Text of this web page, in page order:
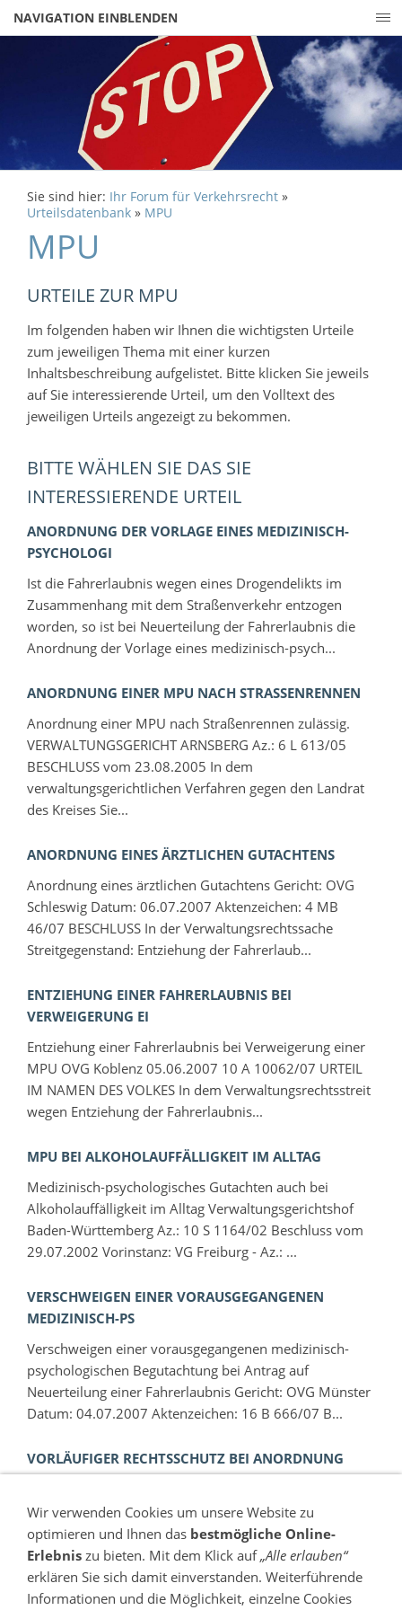
NAVIGATION EINBLENDEN
Sie sind hier: Ihr Forum für Verkehrsrecht »
Urteilsdatenbank » MPU
MPU
URTEILE ZUR MPU
Im folgenden haben wir Ihnen die wichtigsten Urteile
zum jeweiligen Thema mit einer kurzen
Inhaltsbeschreibung aufgelistet. Bitte klicken Sie jeweils
auf Sie interessierende Urteil, um den Volltext des
jeweiligen Urteils angezeigt zu bekommen.
BITTE WÄHLEN SIE DAS SIE
INTERESSIERENDE URTEIL
ANORDNUNG DER VORLAGE EINES MEDIZINISCH-
PSYCHOLOGI
Ist die Fahrerlaubnis wegen eines Drogendelikts im
Zusammenhang mit dem Straßenverkehr entzogen
worden, so ist bei Neuerteilung der Fahrerlaubnis die
Anordnung der Vorlage eines medizinisch-psych...
ANORDNUNG EINER MPU NACH STRASSENRENNEN
Anordnung einer MPU nach Straßenrennen zulässig.
VERWALTUNGSGERICHT ARNSBERG Az.: 6 L 613/05
BESCHLUSS vom 23.08.2005 In dem
verwaltungsgerichtlichen Verfahren gegen den Landrat
des Kreises Sie...
ANORDNUNG EINES ÄRZTLICHEN GUTACHTENS
Anordnung eines ärztlichen Gutachtens Gericht: OVG
Schleswig Datum: 06.07.2007 Aktenzeichen: 4 MB
46/07 BESCHLUSS In der Verwaltungsrechtssache
Streitgegenstand: Entziehung der Fahrerlaub...
ENTZIEHUNG EINER FAHRERLAUBNIS BEI
VERWEIGERUNG EI
Entziehung einer Fahrerlaubnis bei Verweigerung einer
MPU OVG Koblenz 05.06.2007 10 A 10062/07 URTEIL
IM NAMEN DES VOLKES In dem Verwaltungsrechtsstreit
wegen Entziehung der Fahrerlaubnis...
MPU BEI ALKOHOLAUFFÄLLIGKEIT IM ALLTAG
Medizinisch-psychologisches Gutachten auch bei
Alkoholauffälligkeit im Alltag Verwaltungsgerichtshof
Baden-Württemberg Az.: 10 S 1164/02 Beschluss vom
29.07.2002 Vorinstanz: VG Freiburg - Az.: ...
VERSCHWEIGEN EINER VORAUSGEGANGENEN
MEDIZINISCH-PS
Verschweigen einer vorausgegangenen medizinisch-
psychologischen Begutachtung bei Antrag auf
Neuerteilung einer Fahrerlaubnis Gericht: OVG Münster
Datum: 04.07.2007 Aktenzeichen: 16 B 666/07 B...
VORLÄUFIGER RECHTSSCHUTZ BEI ANORDNUNG
EINER MPU
Vorläufiger Rechtsschutz bei Anordnung einer MPU
Oberverwaltungsgericht Rheinland-Pfalz Az.: 10 A
10062/07.OVG Urteil vom 05.06.2007 In dem
Verwaltungsrechtsstreit wegen Entziehung der Fahrerl...
Wir verwenden Cookies um unsere Website zu
optimieren und Ihnen das bestmögliche Online-
Erlebnis zu bieten. Mit dem Klick auf„Alle erlauben“
erklären Sie sich damit einverstanden. Weiterführende
Informationen und die Möglichkeit, einzelne Cookies